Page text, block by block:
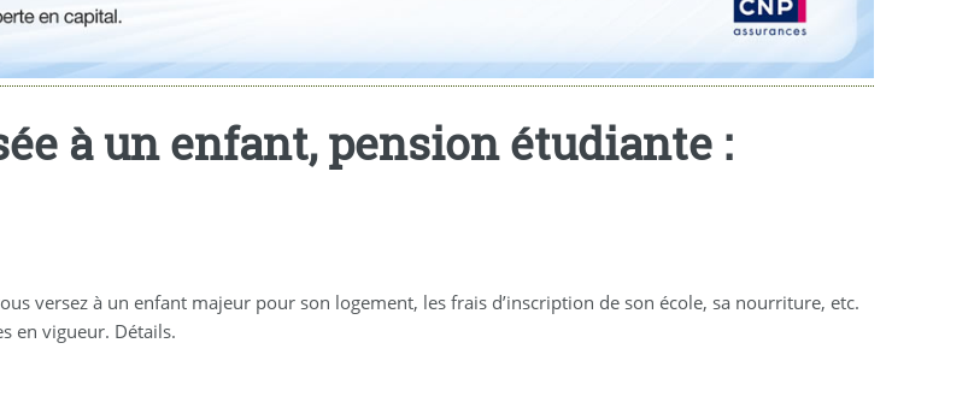
à un enfant, pension étudiante :
versez à un enfant majeur pour son logement, les frais d’inscription de son école, sa nourriture, etc.
en vigueur. Détails.